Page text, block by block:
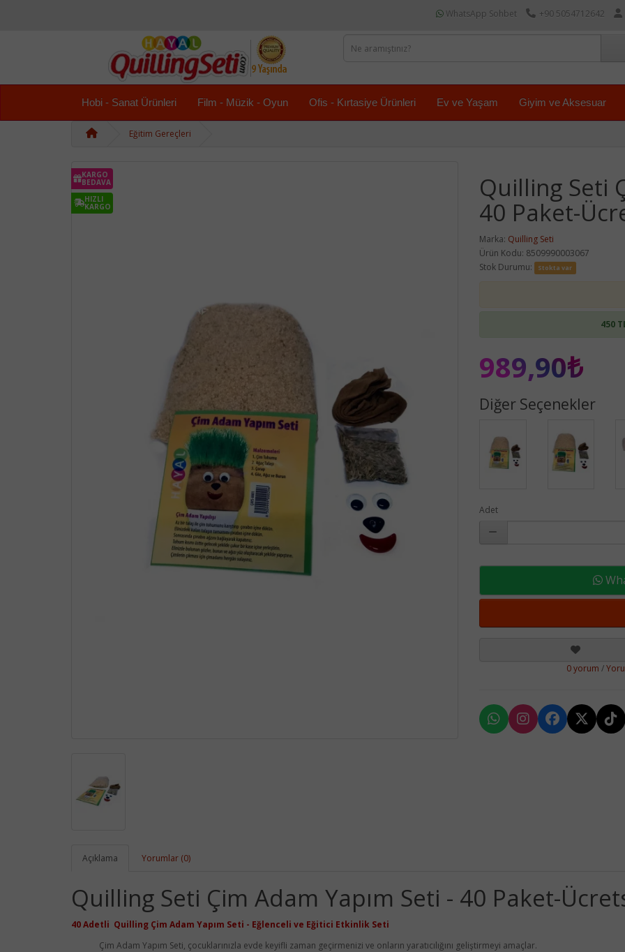
WhatsApp Sohbet +90 5054712642
Hobi - Sanat Ürünleri Film - Müzik - Oyun Ofis - Kırtasiye Ürünleri Ev ve Yaşam Giyim ve Aksesuar
Eğitim Gereçleri
KARGO
BEDAVA
HIZLI
KARGO
Quilling Seti
40 Paket-
Marka: Quilling Seti
Ürün Kodu: 8509990003067
Stok Durumu:
Stokta var
450
989,90₺
Diğer Seçenekler
Adet
0 yorum /
Açıklama Yorumlar (0)
Quilling Seti Çim Adam Yapım Seti - 40 Paket-
40 Adetli Quilling Çim Adam Yapım Seti - Eğlenceli ve Eğitici Etkinlik Seti
Çim Adam Yapım Seti, çocuklarınızla evde keyifli zaman geçirmenizi ve onların yaratıcılığını geliştirmeyi amaçlar.